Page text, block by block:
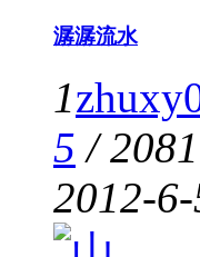
潺潺流水
1
5 /2081
2012-